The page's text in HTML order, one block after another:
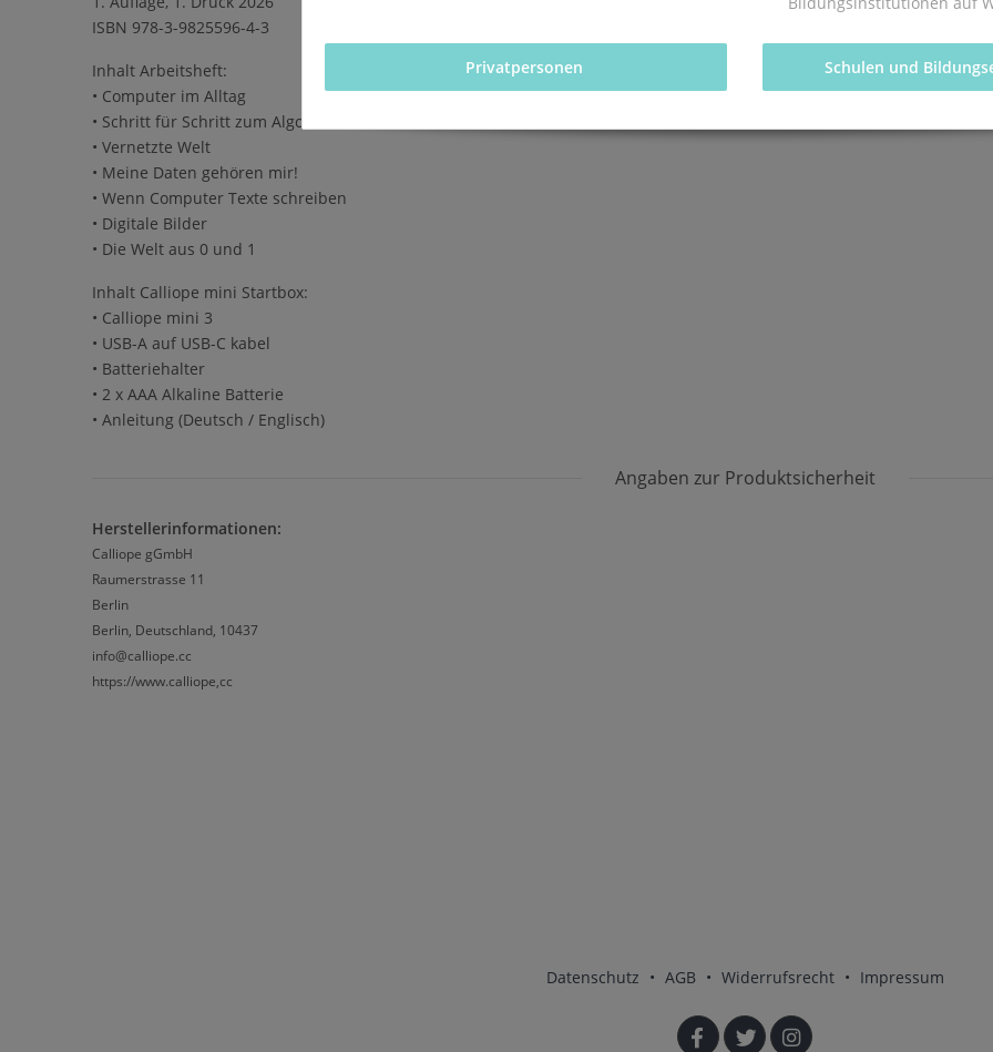
ISBN 978-3-9825596-4-3
Inhalt Arbeitsheft:
• Computer im Alltag
• Schritt für Schritt zum Algorithmus
• Vernetzte Welt
• Meine Daten gehören mir!
• Wenn Computer Texte schreiben
• Digitale Bilder
• Die Welt aus 0 und 1
Inhalt Calliope mini Startbox:
• Calliope mini 3
• USB-A auf USB-C kabel
• Batteriehalter
• 2 x AAA Alkaline Batterie
• Anleitung (Deutsch / Englisch)
Angaben zur Produktsicherheit
Herstellerinformationen:
Calliope gGmbH
Raumerstrasse 11
Berlin
Berlin, Deutschland, 10437
info@calliope.cc
https://www.calliope,cc
Datenschutz • AGB • Widerrufsrecht • Impressum
Privatpersonen Schulen und